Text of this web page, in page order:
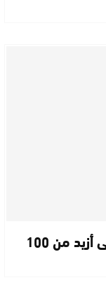
ارتفاع المداخيل الجمركية الصافية إلى أزيد من 100